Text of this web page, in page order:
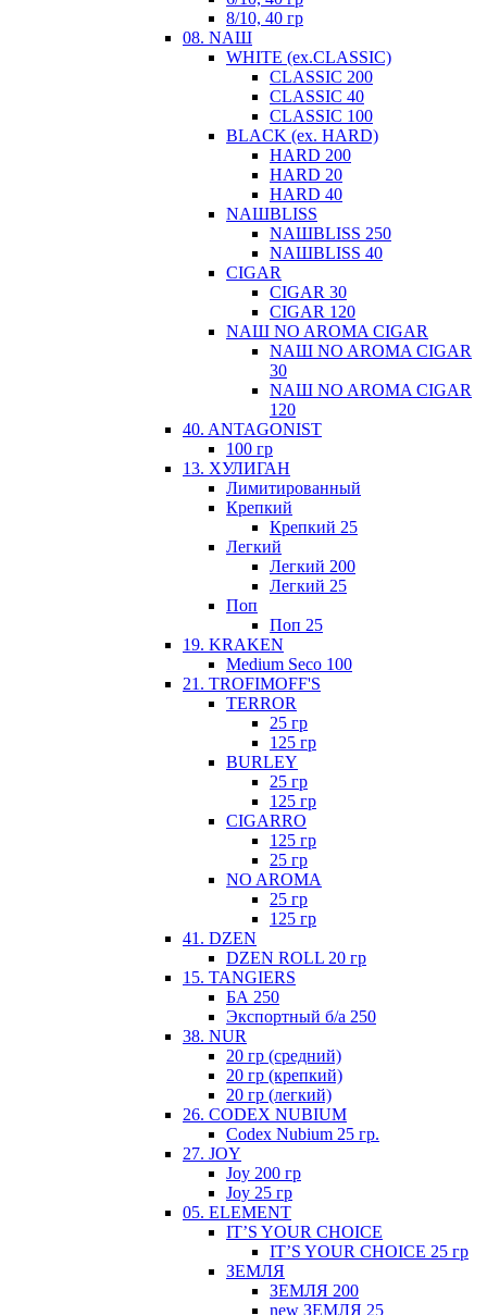
8/10, 40 гр
08. NAШ
WHITE (ex.CLASSIC)
CLASSIC 200
CLASSIC 40
CLASSIC 100
BLACK (ex. HARD)
HARD 200
HARD 20
HARD 40
NАШBLISS
NАШBLISS 250
NАШBLISS 40
CIGAR
CIGAR 30
CIGAR 120
NАШ NO AROMA CIGAR
NАШ NO AROMA CIGAR
30
NАШ NO AROMA CIGAR
120
40. ANTAGONIST
100 гр
13. ХУЛИГАН
Лимитированный
Крепкий
Крепкий 25
Легкий
Легкий 200
Легкий 25
Поп
Поп 25
19. KRAKEN
Medium Seco 100
21. TROFIMOFF'S
TERROR
25 гр
125 гр
BURLEY
25 гр
125 гр
CIGARRO
125 гр
25 гр
NO AROMA
25 гр
125 гр
41. DZEN
DZEN ROLL 20 гр
15. TANGIERS
БА 250
Экспортный б/а 250
38. NUR
20 гр (средний)
20 гр (крепкий)
20 гр (легкий)
26. CODEX NUBIUM
Codex Nubium 25 гр.
27. JOY
Joy 200 гр
Joy 25 гр
05. ELEMENT
IT’S YOUR CHOICE
IT’S YOUR CHOICE 25 гр
ЗЕМЛЯ
ЗЕМЛЯ 200
new ЗЕМЛЯ 25